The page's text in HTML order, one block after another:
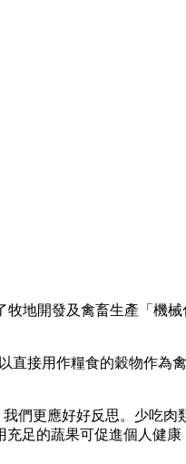
地開發及禽畜生產「機
接用作糧食的穀物作為
們更應好好反思。少吃肉
足的蔬果可促進個人健